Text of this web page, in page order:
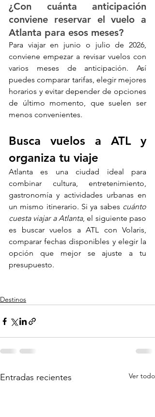
¿Con cuánta anticipación
conviene reservar el vuelo a
Atlanta para esos meses?
Para viajar en junio o julio de 2026,
conviene empezar a revisar vuelos con
varios meses de anticipación. Así
puedes comparar tarifas, elegir mejores
horarios y evitar depender de opciones
de último momento, que suelen ser
menos convenientes.
Busca vuelos a ATL y
organiza tu viaje
Atlanta es una ciudad ideal para
combinar cultura, entretenimiento,
gastronomía y actividades urbanas en
un mismo itinerario. Si ya sabes cuánto
cuesta viajar a Atlanta, el siguiente paso
es buscar vuelos a ATL con Volaris,
comparar fechas disponibles y elegir la
opción que mejor se ajuste a tu
presupuesto.
Destinos
Entradas recientes Ver todo